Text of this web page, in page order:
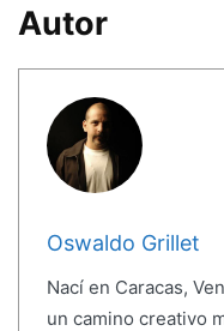
Autor
Oswaldo Grillet
Nací en Caracas,
un camino creativo